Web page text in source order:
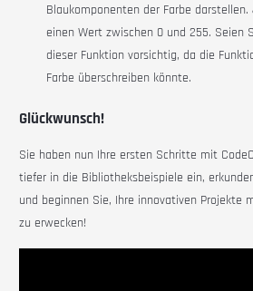
Blaukomponenten der Farbe
einen Wert zwischen 0 und 255. Seien
dieser Funktion vorsichtig, da die
Farbe überschreiben könnte.
Glückwunsch!
Sie haben nun Ihre ersten Schritte mit
tiefer in die Bibliotheksbeispiele ein,
und beginnen Sie, Ihre innovativen Projekte
zu erwecken!